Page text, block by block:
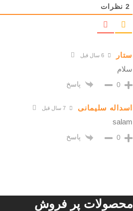
2 نظرات
ستار
سلام
0 پاسخ
اسداله سلیمانی
salam
0 پاسخ
محصولات پر فروش